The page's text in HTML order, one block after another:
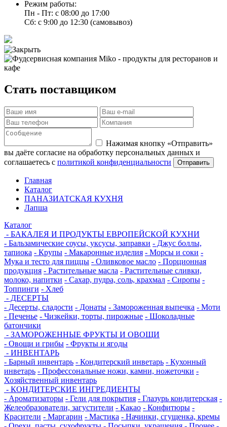
Режим работы:
Пн - Пт: с 08:00 до 17:00
Сб: с 9:00 до 12:30 (самовывоз)
Стать поставщиком
Нажимая кнопку «Отправить»
вы даёте согласие на обработку персональных данных и
соглашаетесь с политикой конфиденциальности Отправить
Главная
Каталог
ПАНАЗИАТСКАЯ КУХНЯ
Лапша
Каталог
- БАКАЛЕЯ И ПРОДУКТЫ ЕВРОПЕЙСКОЙ КУХНИ
- Бальзамические соусы, уксусы, заправки - Джус боллы,
тапиока - Крупы - Макаронные изделия - Морсы и соки -
Мука и тесто для пиццы - Оливковое масло - Порционная
продукция - Растительные масла - Растительные сливки,
молоко, напитки - Сахар, пудра, соль, крахмал - Сиропы -
Топпинги - Хлеб
- ДЕСЕРТЫ
- Десерты, сладости - Донаты - Замороженная выпечка - Моти
- Печенье - Чизкейки, торты, пирожные - Шоколадные
батончики
- ЗАМОРОЖЕННЫЕ ФРУКТЫ И ОВОЩИ
- Овощи и грибы - Фрукты и ягоды
- ИНВЕНТАРЬ
- Барный инвентарь - Кондитерский инветарь - Кухонный
инветарь - Профессональные ножи, камни, ножеточки -
Хозяйственный инвентарь
- КОНДИТЕРСКИЕ ИНГРЕДИЕНТЫ
- Ароматизаторы - Гели для покрытия - Глазурь кондитерская -
Желеобразователи, загустители - Какао - Конфитюры -
Красители - Маргарин - Мастика - Начинки, сгущенка, кремы